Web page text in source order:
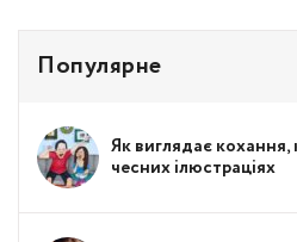
Популярне
Як виглядає кохання,
чесних ілюстраціях